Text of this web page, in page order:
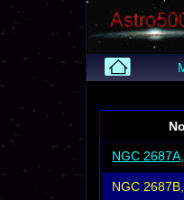
NGC
NGC